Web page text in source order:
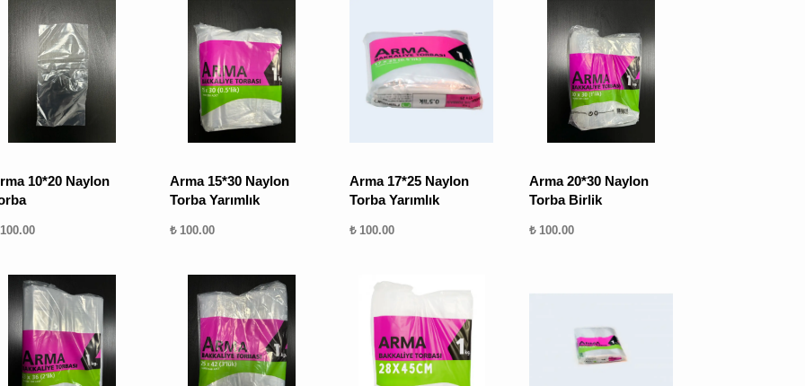
10*20 Naylon
Arma 15*30 Naylon
Torba Yarımlık
₺ 100.00
Arma 17*25 Naylon
Torba Yarımlık
₺ 100.00
Arma 20*30 Naylon
Torba Birlik
₺ 100.00